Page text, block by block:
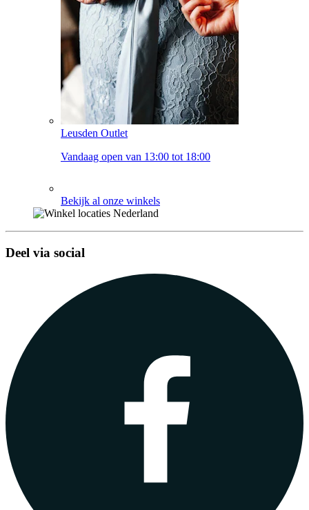
Leusden Outlet
Vandaag open van 13:00 tot 18:00
Bekijk al onze winkels
Deel via social